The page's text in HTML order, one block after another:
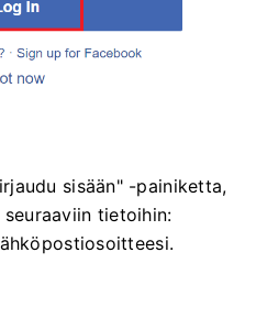
sisään" -painiketta,
tietoihin: